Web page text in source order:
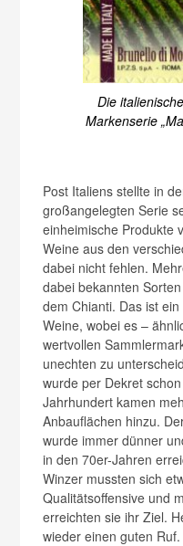
Die
Markenserie
Post Italiens stellte in
großangelegten Serie
einheimische Produkte
Weine aus den
dabei nicht fehlen.
dabei bekannten
dem Chianti. Das ist
Weine, wobei es –
wertvollen
unechten zu
wurde per Dekret
Jahrhundert kamen
Anbauflächen hinzu.
wurde immer dünner
in den 70er-Jahren
Winzer mussten sich
Qualitätsoffensive und
erreichten sie ihr Ziel.
wieder einen guten Ruf.